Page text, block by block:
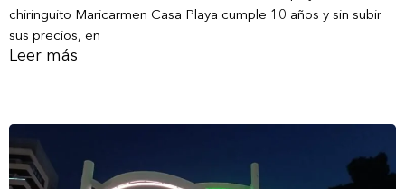
chiringuito Maricarmen Casa Playa cumple 10 años y sin subir
sus precios, en
Leer más